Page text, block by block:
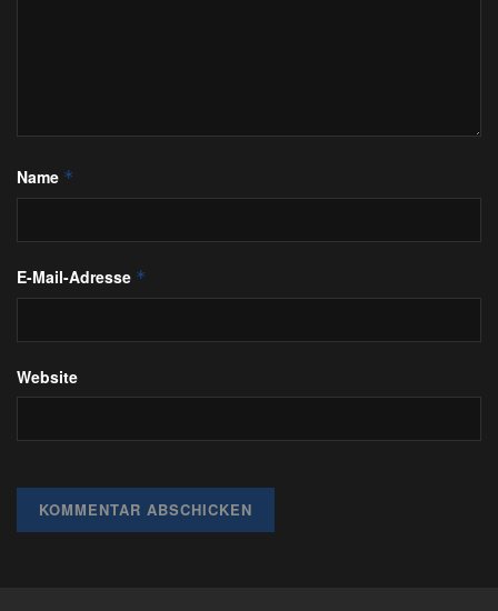
Name *
E-Mail-Adresse *
Website